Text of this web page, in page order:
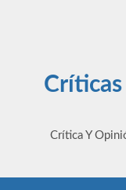
Crítica Y